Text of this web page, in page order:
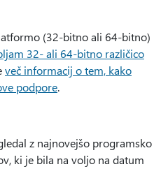
(32-bitno ali 64-bitno)
32- ali 64-bitno različico
več informacij o tem, kako
podpore.
z najnovejšo programsko
ki je bila na voljo na datum